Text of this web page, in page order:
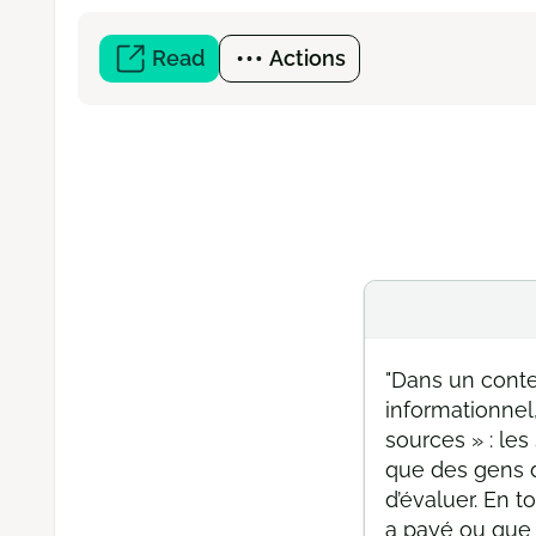
Read(open
a
Actions
"Dans un
sources » :
que des gens
d’évaluer. En
a payé ou que